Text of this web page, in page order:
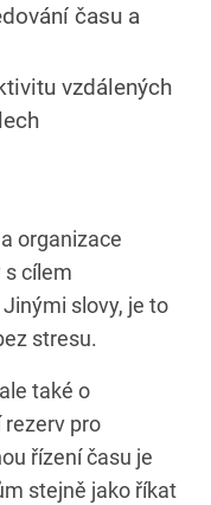
času a
vzdálených
organizace
s cílem
slovy, je to
stresu.
také o
rezerv pro
řízení času je
stejně jako říkat